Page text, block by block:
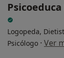
Logopeda,
Psicólogo · Ver